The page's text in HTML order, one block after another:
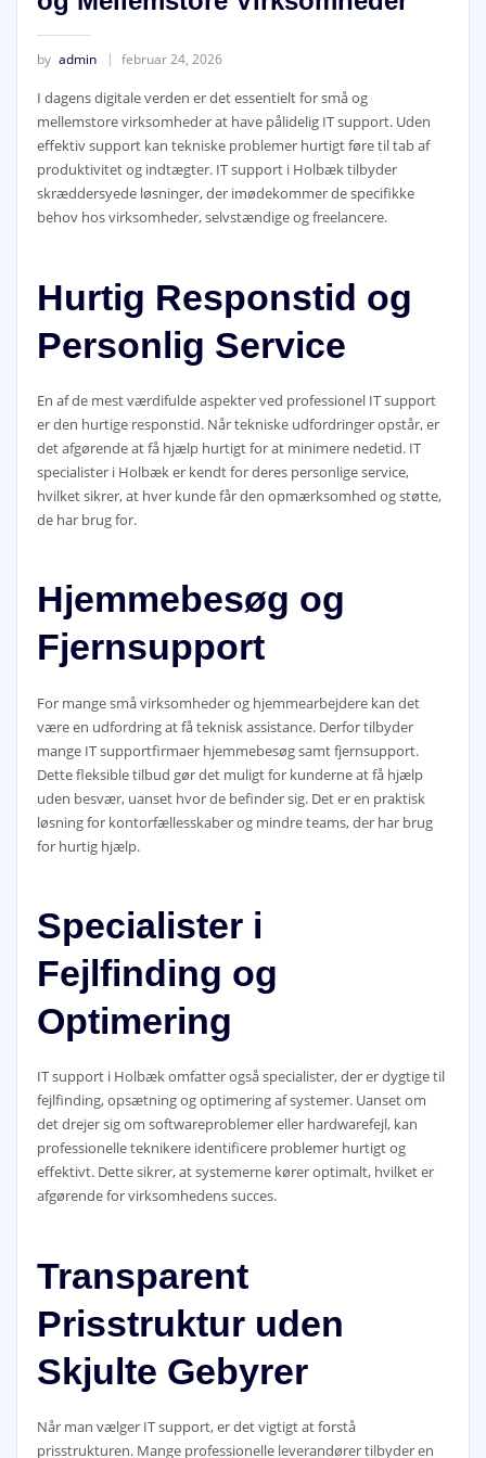
by admin februar 24, 2026
I dagens digitale verden er det essentielt for små og
mellemstore virksomheder at have pålidelig IT support. Uden
effektiv support kan tekniske problemer hurtigt føre til tab af
produktivitet og indtægter. IT support i Holbæk tilbyder
skræddersyede løsninger, der imødekommer de specifikke
behov hos virksomheder, selvstændige og freelancere.
Hurtig Responstid og
Personlig Service
En af de mest værdifulde aspekter ved professionel IT support
er den hurtige responstid. Når tekniske udfordringer opstår, er
det afgørende at få hjælp hurtigt for at minimere nedetid. IT
specialister i Holbæk er kendt for deres personlige service,
hvilket sikrer, at hver kunde får den opmærksomhed og støtte,
de har brug for.
Hjemmebesøg og
Fjernsupport
For mange små virksomheder og hjemmearbejdere kan det
være en udfordring at få teknisk assistance. Derfor tilbyder
mange IT supportfirmaer hjemmebesøg samt fjernsupport.
Dette fleksible tilbud gør det muligt for kunderne at få hjælp
uden besvær, uanset hvor de befinder sig. Det er en praktisk
løsning for kontorfællesskaber og mindre teams, der har brug
for hurtig hjælp.
Specialister i
Fejlfinding og
Optimering
IT support i Holbæk omfatter også specialister, der er dygtige til
fejlfinding, opsætning og optimering af systemer. Uanset om
det drejer sig om softwareproblemer eller hardwarefejl, kan
professionelle teknikere identificere problemer hurtigt og
effektivt. Dette sikrer, at systemerne kører optimalt, hvilket er
afgørende for virksomhedens succes.
Transparent
Prisstruktur uden
Skjulte Gebyrer
Når man vælger IT support, er det vigtigt at forstå
prisstrukturen. Mange professionelle leverandører tilbyder en